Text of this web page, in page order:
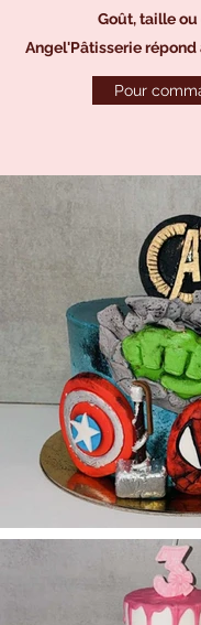
Goût, taille
Angel'Pâtisserie répond
Pour